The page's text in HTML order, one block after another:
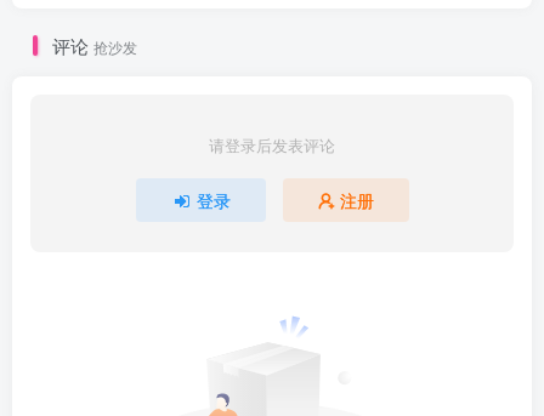
评论 抢沙发
请登录后发表评论
登录 注册